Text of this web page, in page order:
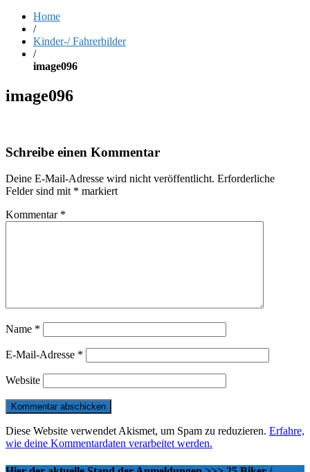
Home
/
Kinder-/ Fahrerbilder
/
image096
image096
Schreibe einen Kommentar
Deine E-Mail-Adresse wird nicht veröffentlicht. Erforderliche
Felder sind mit * markiert
Kommentar *
Name *
E-Mail-Adresse *
Website
Diese Website verwendet Akismet, um Spam zu reduzieren. Erfahre,
wie deine Kommentardaten verarbeitet werden.